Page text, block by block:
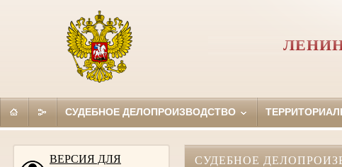
СУДЕБНОЕ ДЕЛОПРОИЗВОДСТВО
ВЕРСИЯ ДЛЯ
СУДЕБНОЕ